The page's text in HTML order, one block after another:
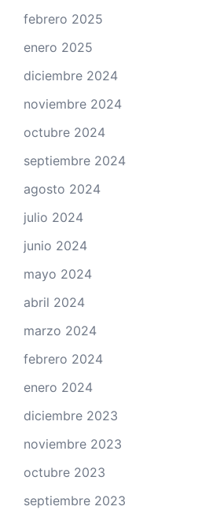
febrero 2025
enero 2025
diciembre 2024
noviembre 2024
octubre 2024
septiembre 2024
agosto 2024
julio 2024
junio 2024
mayo 2024
abril 2024
marzo 2024
febrero 2024
enero 2024
diciembre 2023
noviembre 2023
octubre 2023
septiembre 2023